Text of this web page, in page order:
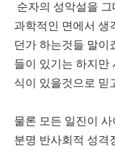
순자의 성악설을
과학적인 면에서 생
던가 하는것들 말이
들이 있기는 하지만
식이 있을것으로 믿
물론 모든 일진이
분명 반사회적 성격